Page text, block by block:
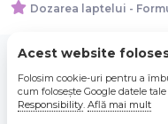
Dozarea laptelui -
© 2026
Toate preturile sunt
Acest website
Folosim cookie-uri pentru a
cum folosește Google datele tale
Responsibility. Află mai mult